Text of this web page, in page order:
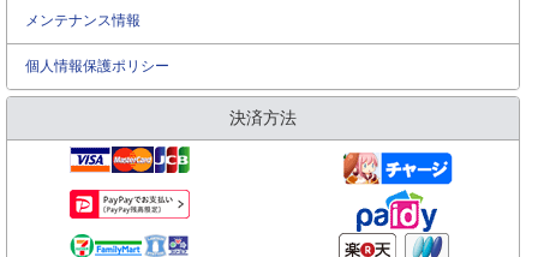
メンテナンス情報
個人情報保護ポリシー
決済方法